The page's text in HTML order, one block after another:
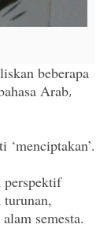
beberapa
Arab,
perspektif
turunan,
semesta.